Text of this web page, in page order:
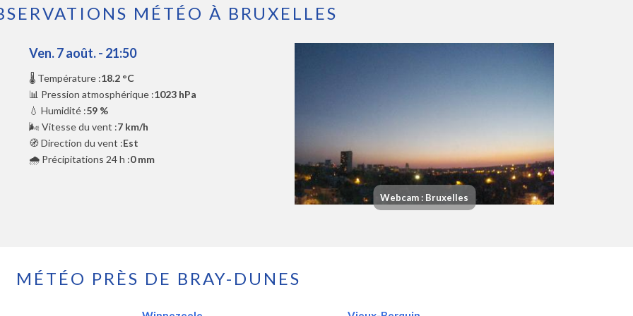
MÉTÉO À BRUXELLES
Ven. 7 août. - 21:50
🌡️ Température :18.2 °C
📊 Pression atmosphérique :1023 hPa
💧 Humidité :59 %
🌬️ Vitesse du vent :7 km/h
🧭 Direction du vent :Est
🌧️ Précipitations 24 h :0 mm
Webcam : Bruxelles
MÉTÉO PRÈS DE BRAY-DUNES